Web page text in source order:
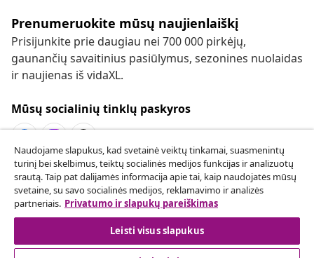
Prenumeruokite mūsų naujienlaiškį
Prisijunkite prie daugiau nei 700 000 pirkėjų,
gaunančių savaitinius pasiūlymus, sezonines nuolaidas
ir naujienas iš vidaXL.
Mūsų socialinių tinklų paskyros
Sutarties atsisakymas
Pateikite prašymą atsisakyti užsakymo.
Sutarties atsisakymas
Naudojame slapukus, kad svetainė veiktų tinkamai, suasmenintų
turinį bei skelbimus, teiktų socialinės medijos funkcijas ir analizuotų
srautą. Taip pat dalijamės informacija apie tai, kaip naudojatės mūsų
svetaine, su savo socialinės medijos, reklamavimo ir analizės
partneriais. Privatumo ir slapukų pareiškimas
Leisti visus slapukus